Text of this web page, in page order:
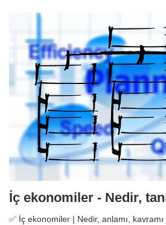
İç ekonomiler - Nedir,
✅ İç ekonomiler | Nedir, anlamı, kavramı